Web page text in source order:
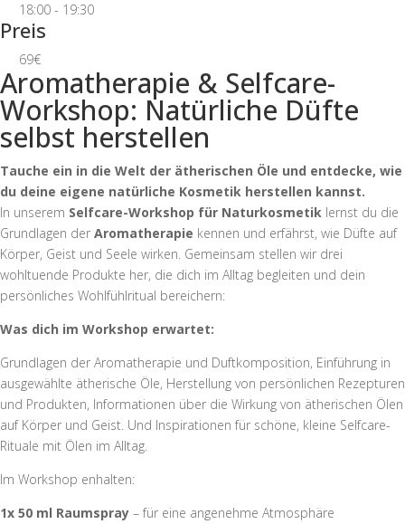
18:00 - 19:30
Preis
69€
Aromatherapie & Selfcare-
Workshop: Natürliche Düfte
selbst herstellen
Tauche ein in die Welt der ätherischen Öle und entdecke, wie
du deine eigene natürliche Kosmetik herstellen kannst.
In unserem Selfcare-Workshop für Naturkosmetik lernst du die
Grundlagen der Aromatherapie kennen und erfährst, wie Düfte auf
Körper, Geist und Seele wirken. Gemeinsam stellen wir drei
wohltuende Produkte her, die dich im Alltag begleiten und dein
persönliches Wohlfühlritual bereichern:
Was dich im Workshop erwartet:
Grundlagen der Aromatherapie und Duftkomposition, Einführung in
ausgewählte ätherische Öle, Herstellung von persönlichen Rezepturen
und Produkten, Informationen über die Wirkung von ätherischen Ölen
auf Körper und Geist. Und Inspirationen für schöne, kleine Selfcare-
Rituale mit Ölen im Alltag.
Im Workshop enhalten:
1x 50 ml Raumspray – für eine angenehme Atmosphäre